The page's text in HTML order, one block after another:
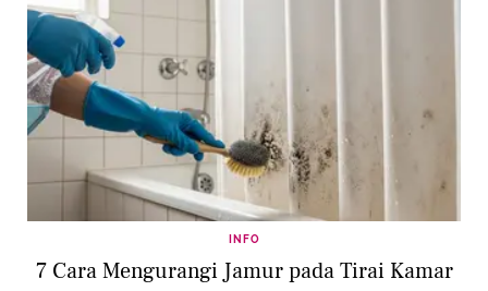
INFO
7 Cara Mengurangi Jamur pada Tirai Kamar